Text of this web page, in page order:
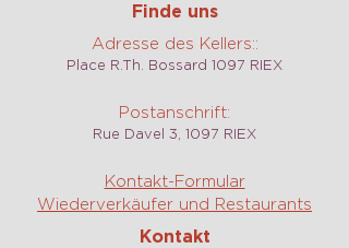
Finde uns
Adresse des Kellers::
Place R.Th. Bossard 1097 RIEX
Postanschrift:
Rue Davel 3, 1097 RIEX
Kontakt-Formular
Wiederverkäufer und Restaurants
Kontakt